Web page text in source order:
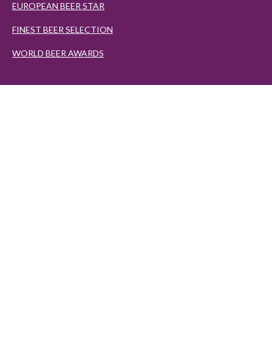
EUROPEAN BEER STAR
FINEST BEER SELECTION
WORLD BEER AWARDS